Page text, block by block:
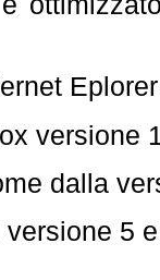
versione
dalla
5